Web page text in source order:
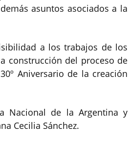
asuntos asociados a la
a los trabajos de los
construcción del proceso de
Aniversario de la creación
Nacional de la Argentina y
Cecilia Sánchez.